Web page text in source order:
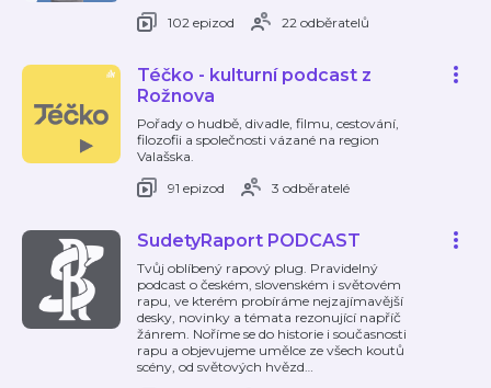
102 epizod
22 odběratelů
Téčko - kulturní podcast z
Rožnova
Pořady o hudbě, divadle, filmu, cestování,
filozofii a společnosti vázané na region
Valašska.
91 epizod
3 odběratelé
SudetyRaport PODCAST
Tvůj oblíbený rapový plug. Pravidelný
podcast o českém, slovenském i světovém
rapu, ve kterém probíráme nejzajímavější
desky, novinky a témata rezonující napříč
žánrem. Noříme se do historie i současnosti
rapu a objevujeme umělce ze všech koutů
scény, od světových hvězd…